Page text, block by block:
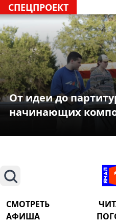
СПЕЦПРОЕКТ
От идеи до
начинающих
Поиск
СМОТРЕТЬ
АФИША